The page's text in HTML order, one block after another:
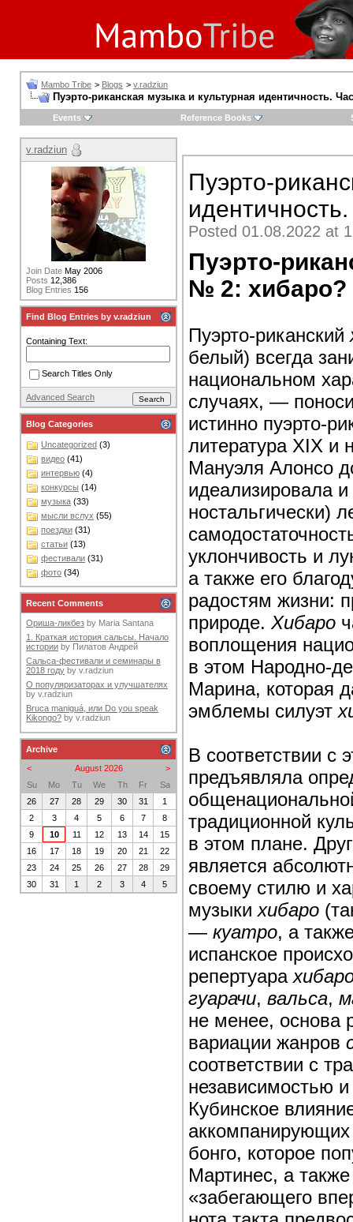
Mambo Tribe > Blogs > v.radziun
Пуэрто-риканская музыка и культурная идентичность.
Events Reference Books
Пуэрто-
Posted 01.08.2022 at
Пуэрто-
№ 2: хибаро?
Пуэрто-риканский
белый) всегда
национальном
случаях, —
истинно пуэрто-
литература XIX и
Мануэля Алонсо
идеализировала
ностальгически)
уклончивость и
а также его
радостям жизни:
природе. Хибаро
воплощения
в этом Народно-
Марина, которая
эмблемы силуэт
В соответствии с
предъявляла
традиционной
в этом плане.
является
своему стилю и
музыки хибаро
— куатро, а
испанское
репертуара
гуарачи, вальса,
не менее, основа
вариации жанров
соответствии с
независимостью
Кубинское
бонго, которое
Мартинес, а
«забегающего
v.radziun
Join Date May 2006
Posts 12,386
Blog Entries 156
Find Blog Entries by v.radziun
Containing Text:
Search Titles Only
Advanced Search
Blog Categories
Uncategorized (3)
видео (41)
интервью (4)
конкурсы (14)
музыка (33)
мысли вслух (55)
поездки (31)
статьи (13)
фестивали (31)
фото (34)
Recent Comments
Ориша-ликбез by Maria Santana
1. Краткая история сальсы. Начало
истории by Пилатов Андрей
Сальса-фестивали и семинары в
2018 году by v.radziun
О популяризаторах и улучшателях
by v.radziun
Bruca maniguá, или Do you speak
Kikongo? by v.radziun
Archive
<
>
August 2026
Su
Mo Tu We Th Fr
Sa
26
27 28 29 30 31
1
2
3 4 5 6 7
8
9
10 11 12 13 14
15
16
17 18 19 20 21
22
23
24 25 26 27 28
29
30
31 1 2 3 4 5